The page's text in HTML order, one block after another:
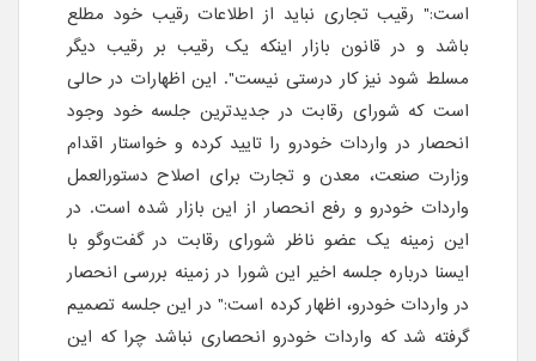
است:" رقیب تجاری نباید از اطلاعات رقیب خود مطلع
باشد و در قانون بازار اینکه یک رقیب بر رقیب دیگر
مسلط شود نیز کار درستی نیست". این اظهارات در حالی
است که شورای رقابت در جدیدترین جلسه خود وجود
انحصار در واردات خودرو را تایید کرده و خواستار اقدام
وزارت صنعت، معدن و تجارت برای اصلاح دستورالعمل
واردات خودرو و رفع انحصار از این بازار شده است. در
این زمینه یک عضو ناظر شورای رقابت در گفت‌وگو با
ایسنا درباره جلسه اخیر این شورا در زمینه بررسی انحصار
در واردات خودرو، اظهار کرده است:" در این جلسه تصمیم
گرفته شد که واردات خودرو انحصاری نباشد چرا که این